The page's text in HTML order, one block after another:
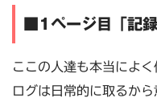
■1ページ目「記
ここの人達も本当によ
ログは日常的に取るか